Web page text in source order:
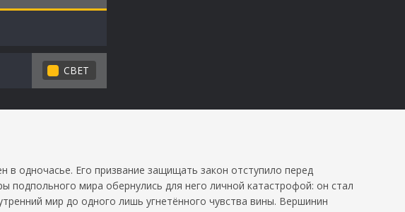
СВЕТ
одночасье. Его призвание защищать закон отступило перед
подпольного мира обернулись для него личной катастрофой: он стал
мир до одного лишь угнетённого чувства вины. Вершинин